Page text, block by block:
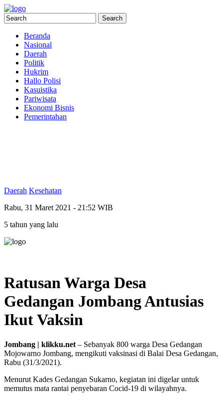
Beranda
Nasional
Daerah
Politik
Hukrim
Hallo Polisi
Kasuistika
Pariwisata
Ekonomi Bisnis
Pemerintahan
Daerah Kesehatan
Rabu, 31 Maret 2021 - 21:52 WIB
5 tahun yang lalu
Ratusan Warga Desa
Gedangan Jombang Antusias
Ikut Vaksin
Jombang | klikku.net – Sebanyak 800 warga Desa Gedangan
Mojowarno Jombang, mengikuti vaksinasi di Balai Desa Gedangan,
Rabu (31/3/2021).
Menurut Kades Gedangan Sukarno, kegiatan ini digelar untuk
memutus mata rantai penyebaran Cocid-19 di wilayahnya.